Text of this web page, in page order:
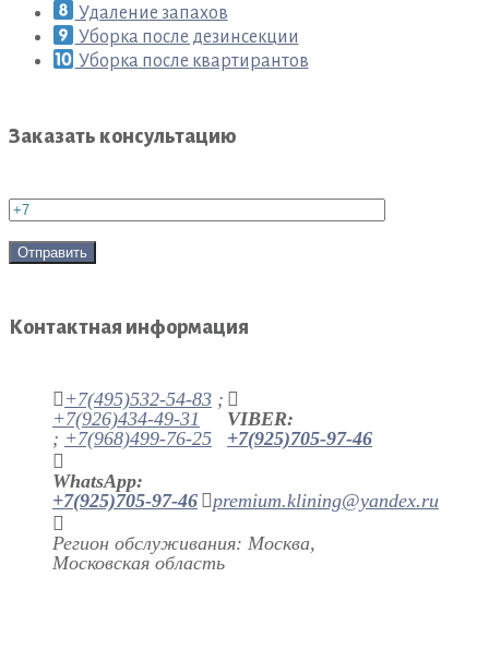
Удаление запахов
Уборка после дезинсекции
Уборка после квартирантов
Заказать консультацию
Контактная информация
+7(495)532-54-83 ;
+7(926)434-49-31
; +7(968)499-76-25
VIBER:
+7(925)705-97-46
WhatsApp:
+7(925)705-97-46
premium.klining@yandex.ru
Регион обслуживания: Москва,
Московская область